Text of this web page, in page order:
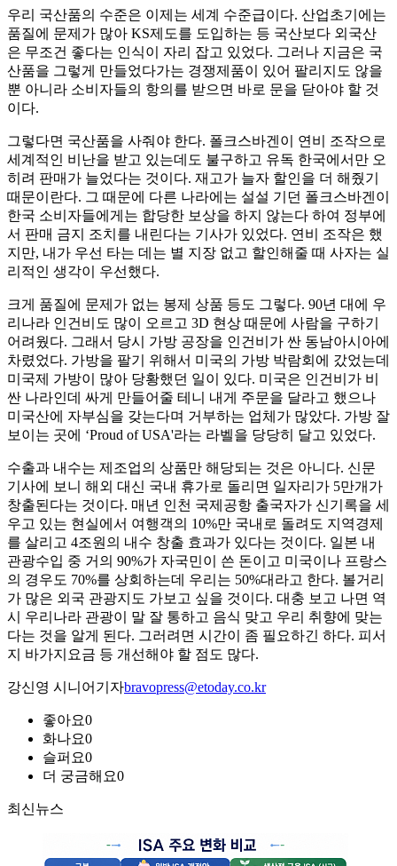
우리 국산품의 수준은 이제는 세계 수준급이다. 산업초기에는
품질에 문제가 많아 KS제도를 도입하는 등 국산보다 외국산
은 무조건 좋다는 인식이 자리 잡고 있었다. 그러나 지금은 국
산품을 그렇게 만들었다가는 경쟁제품이 있어 팔리지도 않을
뿐 아니라 소비자들의 항의를 받으면 바로 문을 닫아야 할 것
이다.
그렇다면 국산품을 사줘야 한다. 폴크스바겐이 연비 조작으로
세계적인 비난을 받고 있는데도 불구하고 유독 한국에서만 오
히려 판매가 늘었다는 것이다. 재고가 늘자 할인을 더 해줬기
때문이란다. 그 때문에 다른 나라에는 설설 기던 폴크스바겐이
한국 소비자들에게는 합당한 보상을 하지 않는다 하여 정부에
서 판매 금지 조치를 내린다는 기사가 있었다. 연비 조작은 했
지만, 내가 우선 타는 데는 별 지장 없고 할인해줄 때 사자는 실
리적인 생각이 우선했다.
크게 품질에 문제가 없는 봉제 상품 등도 그렇다. 90년 대에 우
리나라 인건비도 많이 오르고 3D 현상 때문에 사람을 구하기
어려웠다. 그래서 당시 가방 공장을 인건비가 싼 동남아시아에
차렸었다. 가방을 팔기 위해서 미국의 가방 박람회에 갔었는데
미국제 가방이 많아 당황했던 일이 있다. 미국은 인건비가 비
싼 나라인데 싸게 만들어줄 테니 내게 주문을 달라고 했으나
미국산에 자부심을 갖는다며 거부하는 업체가 많았다. 가방 잘
보이는 곳에 ‘Proud of USA'라는 라벨을 당당히 달고 있었다.
수출과 내수는 제조업의 상품만 해당되는 것은 아니다. 신문
기사에 보니 해외 대신 국내 휴가로 돌리면 일자리가 5만개가
창출된다는 것이다. 매년 인천 국제공항 출국자가 신기록을 세
우고 있는 현실에서 여행객의 10%만 국내로 돌려도 지역경제
를 살리고 4조원의 내수 창출 효과가 있다는 것이다. 일본 내
관광수입 중 거의 90%가 자국민이 쓴 돈이고 미국이나 프랑스
의 경우도 70%를 상회하는데 우리는 50%대라고 한다. 볼거리
가 많은 외국 관광지도 가보고 싶을 것이다. 대충 보고 나면 역
시 우리나라 관광이 말 잘 통하고 음식 맞고 우리 취향에 맞는
다는 것을 알게 된다. 그러려면 시간이 좀 필요하긴 하다. 피서
지 바가지요금 등 개선해야 할 점도 많다.
강신영 시니어기자bravopress@etoday.co.kr
좋아요0
화나요0
슬퍼요0
더 궁금해요0
최신뉴스